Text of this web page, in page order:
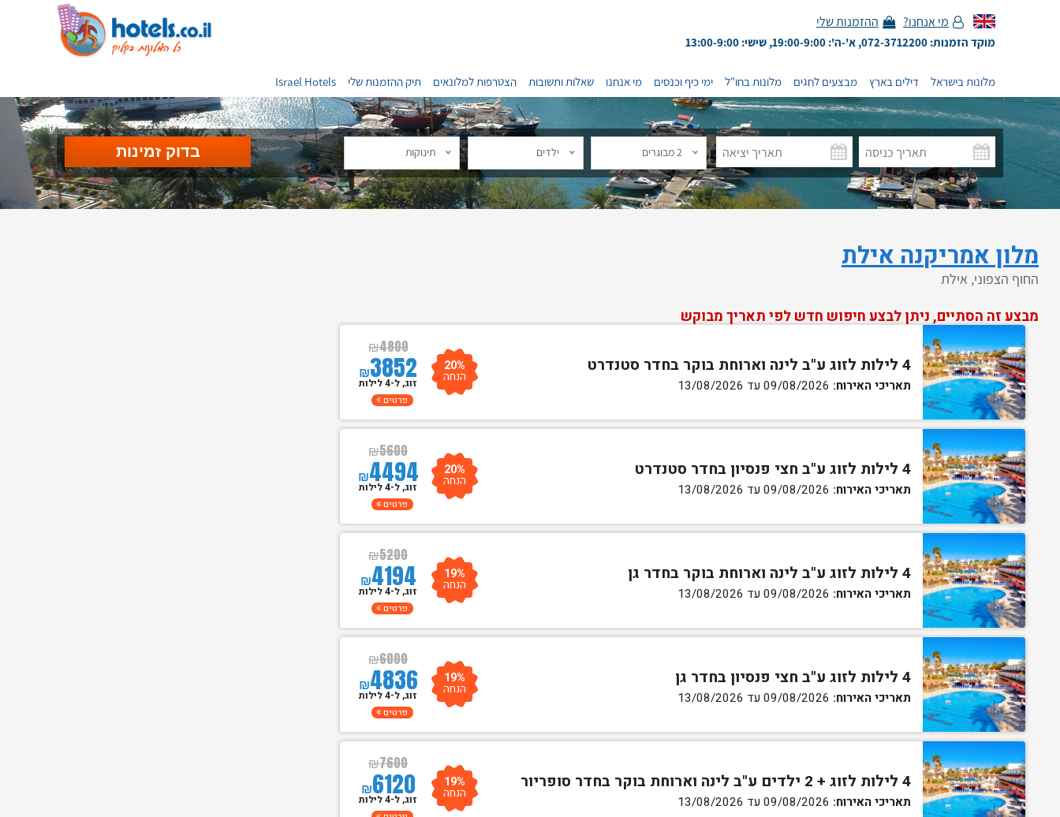
מי אנחנו? ההזמנות שלי
מוקד הזמנות: 072-3712200, א'-ה': 19:00-9:00, שישי: 13:00-9:00
מלונות בישראל דילים בארץ מבצעים לחגים מלונות בחו"ל ימי כיף וכנסים מי אנחנו שאלות ותשובות הצטרפות למלונאים תיק ההזמנות שלי Israel Hotels
2 מבוגרים ילדים תינוקות
מלון אמריקנה אילת
החוף הצפוני, אילת
מבצע זה הסתיים, ניתן לבצע חיפוש חדש לפי תאריך מבוקש
4 לילות לזוג ע"ב לינה וארוחת בוקר בחדר סטנדרט
תאריכי האירוח:
₪4800
₪3852 20%
הנחה זוג, ל-4 לילות
פרטים
4 לילות לזוג ע"ב חצי פנסיון בחדר סטנדרט
תאריכי האירוח:
₪5600
₪4494 20%
הנחה זוג, ל-4 לילות
פרטים
4 לילות לזוג ע"ב לינה וארוחת בוקר בחדר גן
תאריכי האירוח:
₪5200
₪4194 19%
הנחה זוג, ל-4 לילות
פרטים
4 לילות לזוג ע"ב חצי פנסיון בחדר גן
תאריכי האירוח:
₪6000
₪4836 19%
הנחה זוג, ל-4 לילות
פרטים
4 לילות לזוג + 2 ילדים ע"ב לינה וארוחת בוקר בחדר סופריור
תאריכי האירוח:
₪7600
₪6120 19%
הנחה זוג, ל-4 לילות